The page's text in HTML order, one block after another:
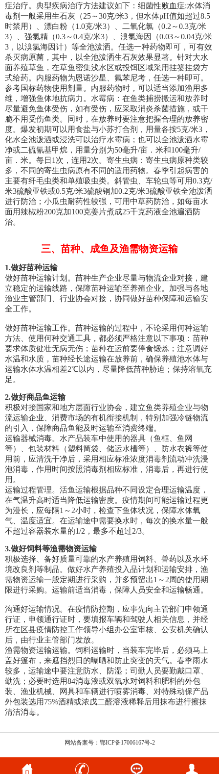
症治疗。典型疾病治疗方法建议如下：细菌性败血症:水体消
毒剂一般采用生石灰（25～30克/米3，但水体pH值如超过8.5
时禁用）、漂白粉（1.0克/米3）、二氧化氯（0.2～0.3克/米
3）、强氯精（0.3～0.4克/米3）、溴氯海因（0.03～0.04克/米
3，以溴氯海因计）等全池泼洒。任选一种药物即可，可有效
杀灭病原菌，其中，以全池泼洒生石灰效果显著。针对大水
面养殖草鱼，在草鱼密集浅水区或投饵区域采用挂篓挂袋方
式给药。内服药物为恩诺沙星、氟苯尼考，任选一种即可。
参考国标药物使用剂量。内服药物时，可以适当添加渔用多
维，增强鱼体地抗病力。水霉病：在鱼类捕捞搬运和放养时
尽量避免鱼体受伤，如有受伤，应采取消炎杀菌措施，或干
脆不用受伤鱼类。同时，在放养时要注意把握合理的放养密
度。爆发初期可以用食盐与小苏打合剂，用量各按5克/米3，
化水全池泼洒或浸洗可以治疗水霉病；也可以全池泼洒水霉
净或二硫氰基甲烷，用量分别为50毫升/亩．米和100毫升/
亩．米。每日1次，连用2次。寄生虫病：寄生虫病原种类较
多，不同的寄生虫病原有不同的适用药物。春季引起病害的
主要有纤毛虫类和单殖吸虫类。斜管虫、车轮虫等可用0.3克/
米3硫酸亚铁或0.5克/米3硫酸铜加0.2克/米3硫酸亚铁全池泼洒
进行防治；小瓜虫耐药性较强，可用中草药防治，如每亩水
面用辣椒粉200克加100克姜片煮成25千克药液全池遍洒防
治。
三、苗种、成鱼及渔需物资运输
1.做好苗种运输
做好苗种运输计划。苗种生产企业尽量与物流企业对接，建
立稳定的运输线路，保障苗种运输至养殖企业。加强与各地
渔业主管部门、行业协会对接，协同做好苗种保障和运输安
全工作。
做好苗种运输工作。苗种运输的过程中，不论采用何种运输
方法、使用何种交通工具，都必须严格注意以下事项：苗种
要求体质健壮无病无伤；苗种在运前要停食锻炼；注意调好
水温和水质，苗种经长途运输在放养前，确保养殖池水体与
运输水体水温相差2℃以内，尽量降低苗种胁迫；保持溶氧充
足。
2.做好商品鱼运输
积极对接国家和地方层面行业协会，建立鱼类养殖企业与物
流运输企业、消费市场的有机衔接机制，特别加强冷链物流
的引入，保障商品鱼能及时运输至消费终端。
运输器械消毒。水产品装车中使用的器具（鱼框、鱼网
等）、包装材料（塑料筒袋、储运水槽等）、防水衣裤等使
用前，应清洗干净后，采用相应标准浓度消毒剂流动冲洗浸
泡消毒，作用时间按照消毒剂相应标准，消毒后，再进行使
用。
运输过程管理。活鱼运输根据品种不同设定合理运输温度，
在气温升高时适当降低运输密度。疫情期间可能运输过程更
为漫长，应每隔1～2小时，检查下鱼体状况，保障水体氧
气、温度适宜。在运输途中需要换水时，每次的换水量一般
不超过容器装水量的1/2，最多不超过2/3。
3.做好饲料等渔需物资运输
积极选择、备好质量可靠的水产养殖用饲料、兽药以及水环
境改良剂等制品。做好水产养殖投入品计划和运输安排，渔
需物资运输一般定期进行采购，并多预留出1～2周的使用期
限进行采购。运输前适当消毒，保障人员安全和运输畅通。
沟通好运输情况。在疫情防控期，应事先向主管部门申领通
行证，申领通行证时，要填报车辆和驾驶人相关信息，并经
所在区县疫情防控工作领导小组办公室审核、公安机关确认
后，由行业主管部门发放。
渔需物资运输运输。饲料运输时，当装车完毕后，必须马上
盖好篷布，来遮挡烈日的曝晒和防止突变的天气。春季雨水
较多，运输途中要注意防水、防湿；司勤人员要勤戴口罩、
勤洗；必要时选用84消毒液或双氧水对饲料和肥料的外包
装、渔业机械、网具和车辆进行喷雾消毒、对特殊动保产品
外包装选用75%酒精或浓戊二醛溶液稀释后用抹布进行擦抹
清洁消毒。
网站备案号：鄂ICP备17006167号-2